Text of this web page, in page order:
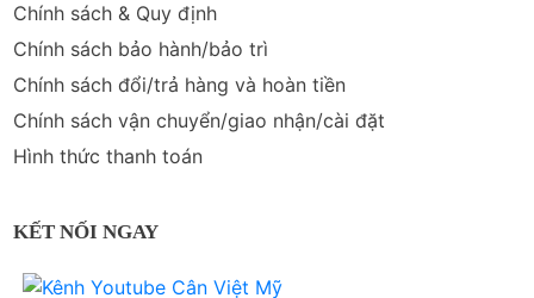
Chính sách & Quy định
Chính sách bảo hành/bảo trì
Chính sách đổi/trả hàng và hoàn tiền
Chính sách vận chuyển/giao nhận/cài đặt
Hình thức thanh toán
KẾT NỐI NGAY